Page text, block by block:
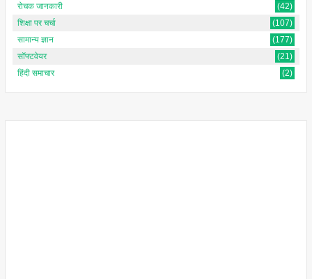
रोचक जानकारी
(42)
शिक्षा पर चर्चा
(107)
सामान्य ज्ञान
(177)
सॉफ्टवेयर
(21)
हिंदी समाचार
(2)